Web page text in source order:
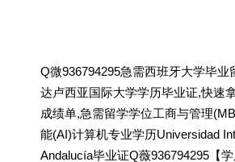
Q微936794295急需西班牙大学毕业
达卢西亚国际大学学历毕业证,快速
成绩单,急需留学学位工商与管理
能(AI)计算机专业学历Universidad
Andalucía毕业证Q薇936794295【